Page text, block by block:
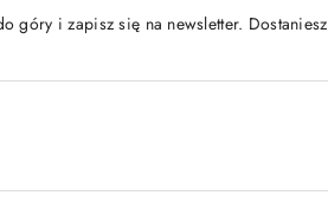
góry i zapisz się na newsletter. Dostaniesz